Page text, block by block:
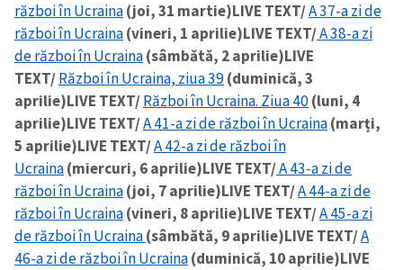
război în Ucraina(joi, 31 martie)LIVE TEXT/A 37-a zi de
război în Ucraina(vineri, 1 aprilie)LIVE TEXT/A 38-a zi
de război în Ucraina(sâmbătă, 2 aprilie)LIVE
TEXT/Război în Ucraina, ziua 39(duminică, 3
aprilie)LIVE TEXT/Război în Ucraina. Ziua 40(luni, 4
aprilie)LIVE TEXT/A 41-a zi de război în Ucraina(marți,
5 aprilie)LIVE TEXT/A 42-a zi de război în
Ucraina(miercuri, 6 aprilie)LIVE TEXT/A 43-a zi de
război în Ucraina(joi, 7 aprilie)LIVE TEXT/A 44-a zi de
război în Ucraina(vineri, 8 aprilie)LIVE TEXT/A 45-a zi
de război în Ucraina(sâmbătă, 9 aprilie)LIVE TEXT/A
46-a zi de război în Ucraina(duminică, 10 aprilie)LIVE